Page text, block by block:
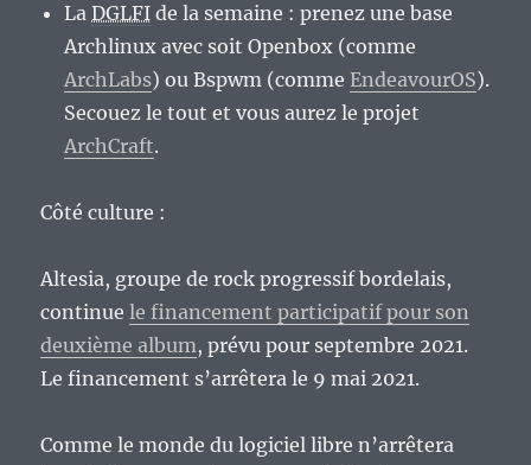
LaDGLFI de la semaine : prenez une base
Archlinux avec soit Openbox (comme
ArchLabs) ou Bspwm (commeEndeavourOS).
Secouez le tout et vous aurez le projet
ArchCraft.
Côté culture :
Altesia, groupe de rock progressif bordelais,
continuele financement participatif pour son
deuxième album, prévu pour septembre 2021.
Le financement s’arrêtera le 9 mai 2021.
Comme le monde du logiciel libre n’arrêtera